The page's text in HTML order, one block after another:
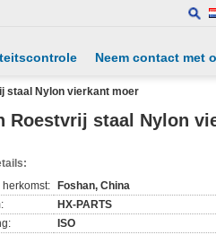
Neem contact met
staal Nylon vierkant moer
Roestvrij staal Nylon
herkomst:
Foshan, China
HX-PARTS
ISO